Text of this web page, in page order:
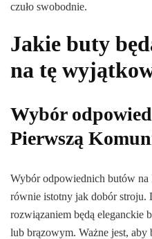
czuło swobodnie.
Jakie buty
na tę
Wybór
Pierwszą
Wybór odpowiednich butów na
równie istotny jak dobór stroju.
rozwiązaniem będą eleganckie
lub brązowym. Ważne jest, aby